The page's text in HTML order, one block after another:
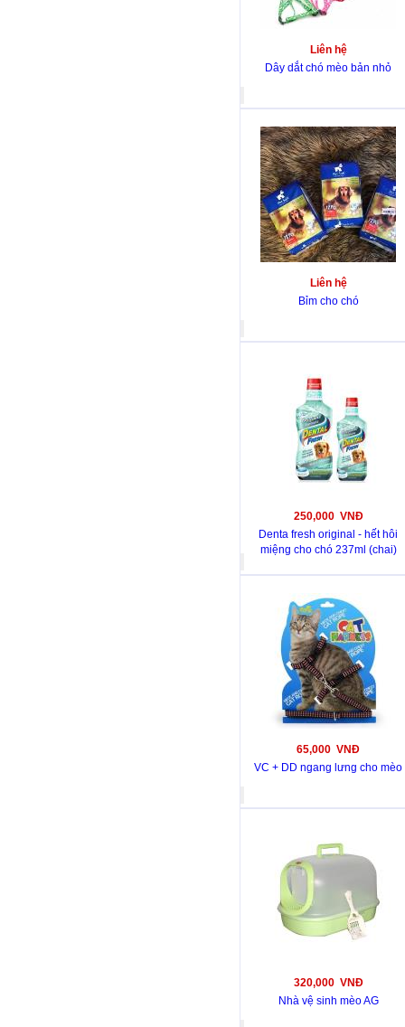
Liên hệ
Dây dắt chó mèo bản nhỏ
Liên hệ
Bỉm cho chó
250,000 VNĐ
Denta fresh original - hết hôi
miệng cho chó 237ml (chai)
65,000 VNĐ
VC + DD ngang lưng cho mèo
320,000 VNĐ
Nhà vệ sinh mèo AG